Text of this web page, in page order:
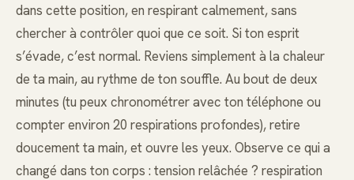
dans cette position, en respirant calmement, sans
chercher à contrôler quoi que ce soit. Si ton esprit
s’évade, c’est normal. Reviens simplement à la chaleur
de ta main, au rythme de ton souffle. Au bout de deux
minutes (tu peux chronométrer avec ton téléphone ou
compter environ 20 respirations profondes), retire
doucement ta main, et ouvre les yeux. Observe ce qui a
changé dans ton corps : tension relâchée ? respiration